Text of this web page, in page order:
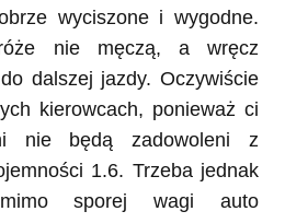
wyciszone i wygodne.
nie męczą, a wręcz
dalszej jazdy. Oczywiście
kierowcach, ponieważ ci
nie będą zadowoleni z
1.6. Trzeba jednak
sporej wagi auto